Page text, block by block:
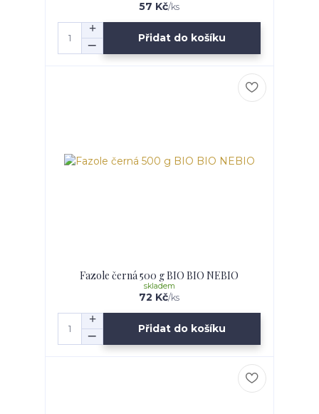
57 Kč/ks
Přidat do košíku
Fazole černá 500 g BIO BIO NEBIO
72 Kč/ks
skladem
Přidat do košíku